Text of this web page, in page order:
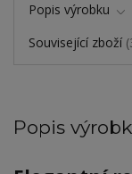
Popis výrobku
Související zboží
Popis